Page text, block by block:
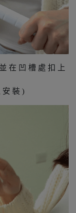
在 凹 槽 處 扣 上
安 裝 )